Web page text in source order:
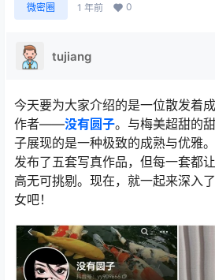
微密圈 1 年前 0
tujiang
今天要为大家介绍的是一位散发着
作者——没有圆子。与梅美超甜的
子展现的是一种极致的成熟与优雅
发布了五套写真作品，但每一套都
高无可挑剔。现在，就一起来深入
女吧！